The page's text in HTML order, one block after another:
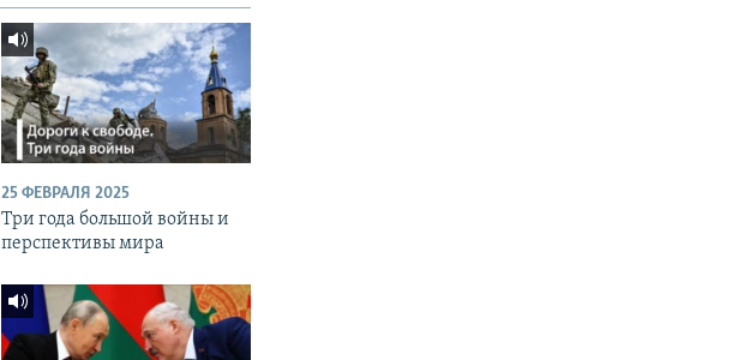
25 ФЕВРАЛЯ 2025
Три года большой войны и
перспективы мира